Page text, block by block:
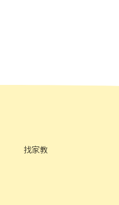
油資/修繕補貼：車子🛵有保
找家教